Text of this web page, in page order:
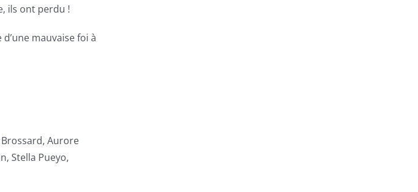
ils ont perdu !
mauvaise foi à
Aurore
Stella Pueyo,